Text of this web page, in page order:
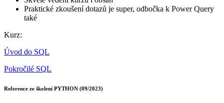
Praktické zkoušení dotazů je super, odbočka k Power Query
také
Kurz:
Úvod do SQL
Pokročilé SQL
Reference ze školení PYTHON (09/2023)